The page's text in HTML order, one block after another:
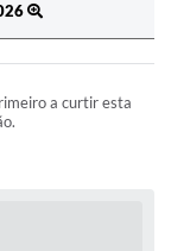
a curtir esta